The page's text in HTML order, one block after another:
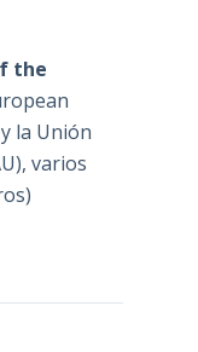
the
la Unión
varios